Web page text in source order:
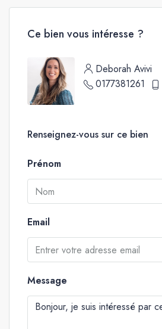
Ce bien vous intéresse ?
Deborah Avivi
0177381261
Renseignez-vous sur ce bien
Prénom
Email
Message